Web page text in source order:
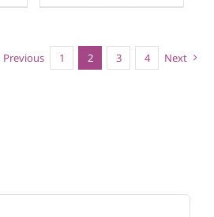
Previous 1 2 3 4 Next